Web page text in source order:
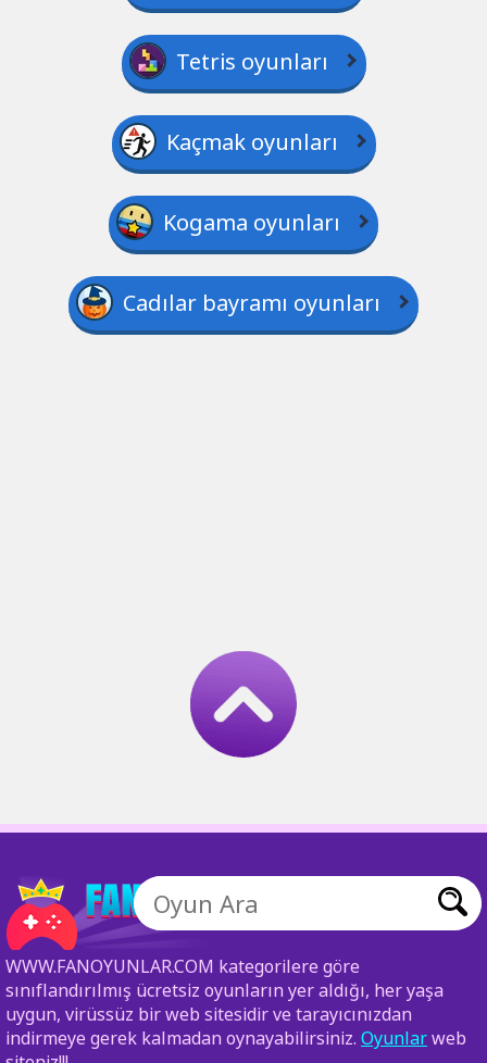
Tetris oyunları
Kaçmak oyunları
Kogama oyunları
Cadılar bayramı oyunları
WWW.FANOYUNLAR.COM kategorilere göre
sınıflandırılmış ücretsiz oyunların yer aldığı, her yaşa
uygun, virüssüz bir web sitesidir ve tarayıcınızdan
indirmeye gerek kalmadan oynayabilirsiniz. Oyunlarweb